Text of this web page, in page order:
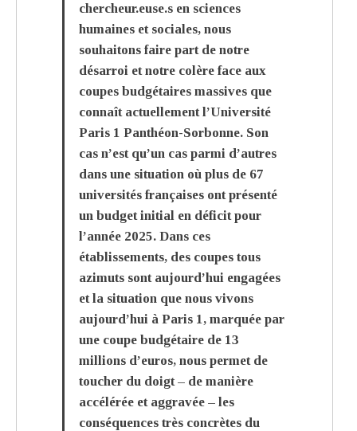
chercheur.euse.s en sciences
humaines et sociales, nous
souhaitons faire part de notre
désarroi et notre colère face aux
coupes budgétaires massives que
connaît actuellement l’Université
Paris 1 Panthéon-Sorbonne. Son
cas n’est qu’un cas parmi d’autres
dans une situation où plus de 67
universités françaises ont présenté
un budget initial en déficit pour
l’année 2025. Dans ces
établissements, des coupes tous
azimuts sont aujourd’hui engagées
et la situation que nous vivons
aujourd’hui à Paris 1, marquée par
une coupe budgétaire de 13
millions d’euros, nous permet de
toucher du doigt – de manière
accélérée et aggravée – les
conséquences très concrètes du